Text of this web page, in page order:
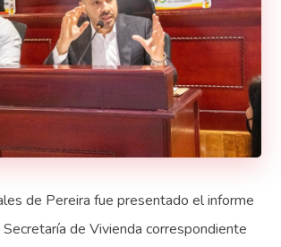
de Pereira fue presentado el informe
de Vivienda correspondiente